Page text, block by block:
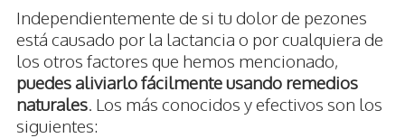
Independientemente de si tu dolor de pezones
está causado por la lactancia o por cualquiera de
los otros factores que hemos mencionado,
puedes aliviarlo fácilmente usando remedios
naturales. Los más conocidos y efectivos son los
siguientes: